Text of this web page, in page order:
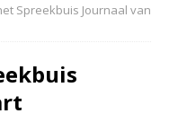
Spreekbuis Journaal van